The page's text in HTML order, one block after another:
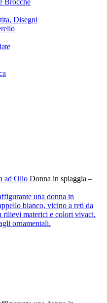
Brocche
Disegni
ad Olio Donna in spiaggia –